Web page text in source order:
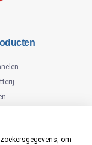
om